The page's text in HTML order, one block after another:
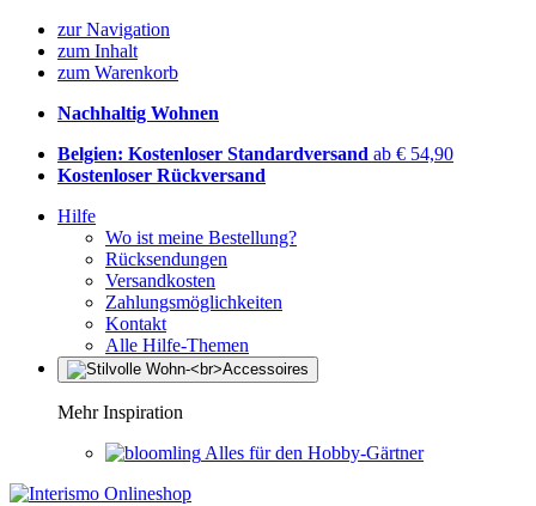
zur Navigation
zum Inhalt
zum Warenkorb
Nachhaltig Wohnen
Belgien: Kostenloser Standardversand ab € 54,90
Kostenloser Rückversand
Hilfe
Wo ist meine Bestellung?
Rücksendungen
Versandkosten
Zahlungsmöglichkeiten
Kontakt
Alle Hilfe-Themen
Mehr Inspiration
Alles für den Hobby-Gärtner